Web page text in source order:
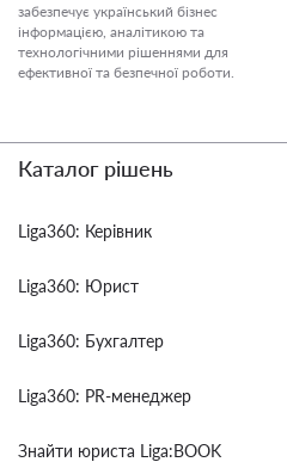
забезпечує український бізнес
інформацією, аналітикою та
технологічними рішеннями для
ефективної та безпечної роботи.
Каталог рішень
Liga360: Керівник
Liga360: Юрист
Liga360: Бухгалтер
Liga360: PR-менеджер
Знайти юриста Liga:BOOK